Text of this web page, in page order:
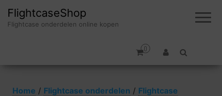
FlightcaseShop
Flightcase onderdelen online kopen
0
Home / Flightcase onderdelen / Flightcase